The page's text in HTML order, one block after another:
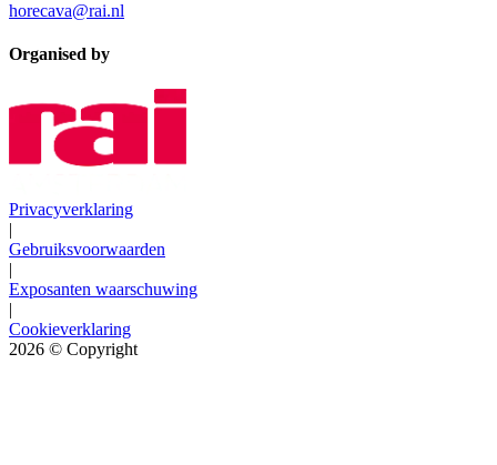
horecava@rai.nl
Organised by
Privacyverklaring
|
Gebruiksvoorwaarden
|
Exposanten waarschuwing
|
Cookieverklaring
2026 © Copyright